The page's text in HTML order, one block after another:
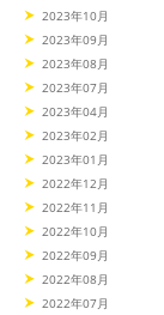
2023年10月
2023年09月
2023年08月
2023年07月
2023年04月
2023年02月
2023年01月
2022年12月
2022年11月
2022年10月
2022年09月
2022年08月
2022年07月